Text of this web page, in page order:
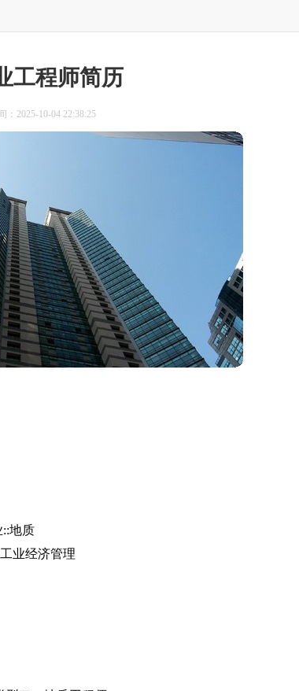
工程师简历
：2025-10-04 22:38:25
地质
业经济管理